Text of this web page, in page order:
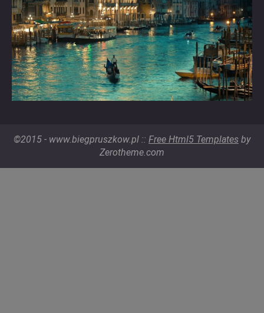
©2015 - www.biegpruszkow.pl :: Free Html5 Templates by
Zerotheme.com